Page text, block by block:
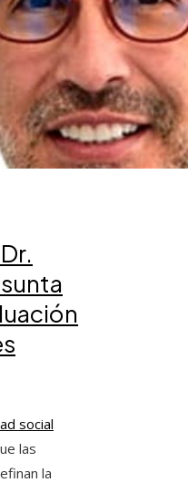
social
las
la